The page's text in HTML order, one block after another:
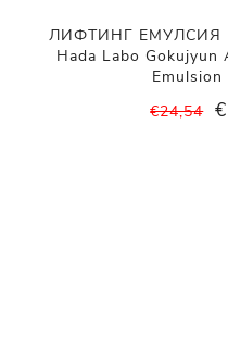
ЛИФТИНГ ЕМУЛСИЯ
Hada Labo Gokujyun
Emulsion
€24,54